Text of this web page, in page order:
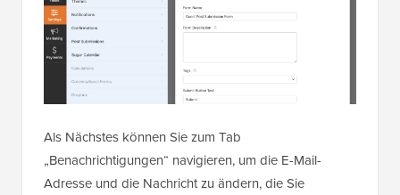
Als Nächstes können Sie zum Tab
„Benachrichtigungen“ navigieren, um die E-Mail-
Adresse und die Nachricht zu ändern, die Sie